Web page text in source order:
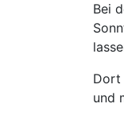
Bei
Dort
und